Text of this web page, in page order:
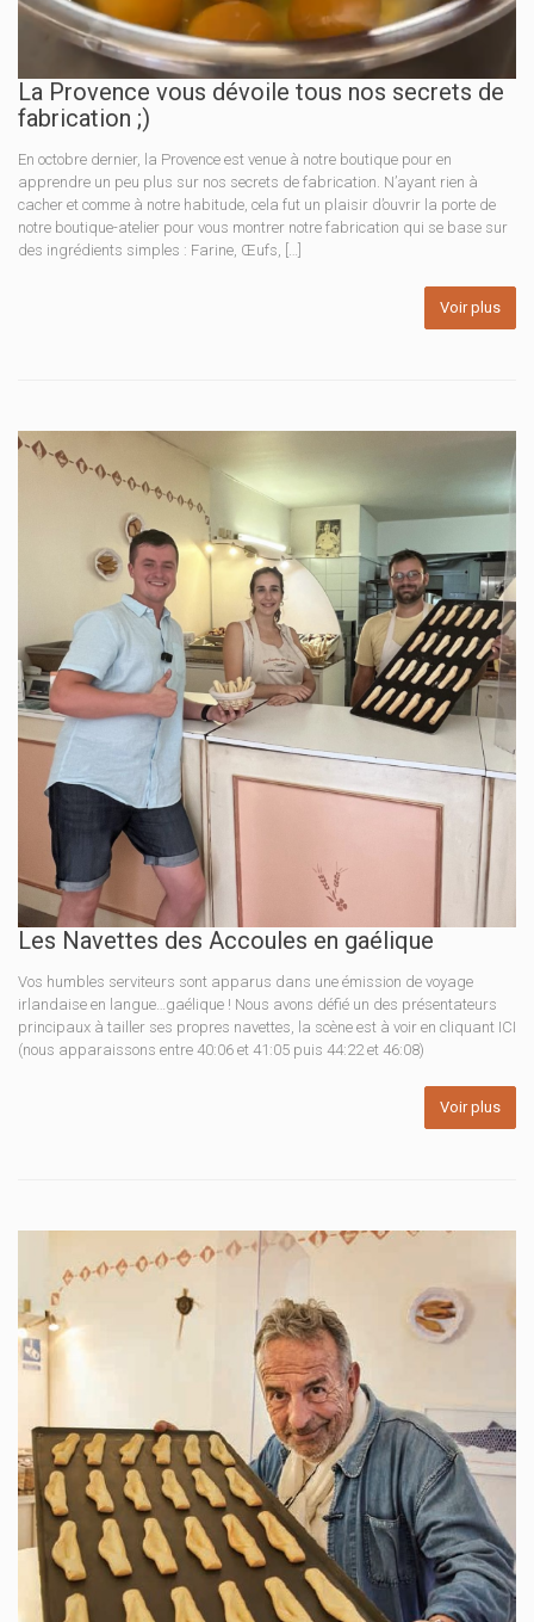
La Provence vous dévoile tous nos secrets de
fabrication ;)
En octobre dernier, la Provence est venue à notre boutique pour en
apprendre un peu plus sur nos secrets de fabrication. N’ayant rien à
cacher et comme à notre habitude, cela fut un plaisir d’ouvrir la porte de
notre boutique-atelier pour vous montrer notre fabrication qui se base sur
des ingrédients simples : Farine, Œufs, […]
Voir plus
Les Navettes des Accoules en gaélique
Vos humbles serviteurs sont apparus dans une émission de voyage
irlandaise en langue…gaélique ! Nous avons défié un des présentateurs
principaux à tailler ses propres navettes, la scène est à voir en cliquant ICI
(nous apparaissons entre 40:06 et 41:05 puis 44:22 et 46:08)
Voir plus